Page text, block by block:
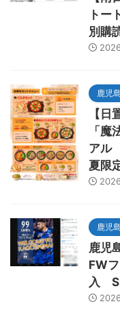
トー
別購
鹿児島
【日
「
アル
夏限
鹿児
鹿児
FW
入